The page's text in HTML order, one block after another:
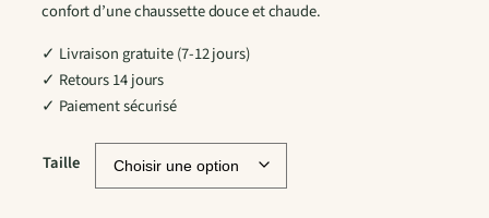
d
e
confort d’une chaussette douce et chaude.
✓ Livraison gratuite (7-12 jours)
✓ Retours 14 jours
✓ Paiement sécurisé
Taille